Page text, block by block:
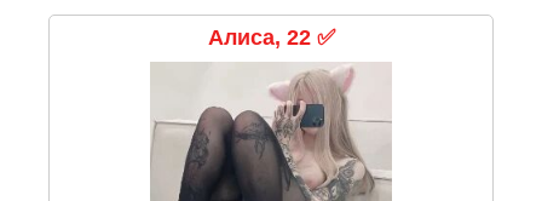
Алиса, 22 ✅